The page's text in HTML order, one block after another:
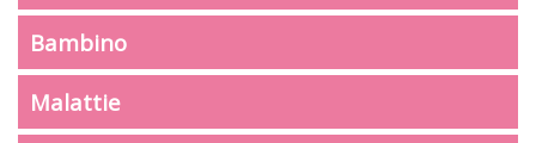
Bambino
Malattie